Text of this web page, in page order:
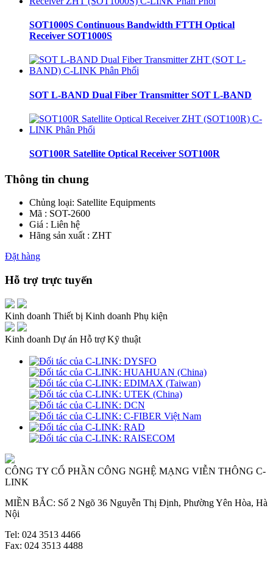
SOT1000S Continuous Bandwidth FTTH Optical
Receiver SOT1000S
SOT L-BAND Dual Fiber Transmitter SOT L-BAND
SOT100R Satellite Optical Receiver SOT100R
Thông tin chung
Chủng loại: Satellite Equipments
Mã : SOT-2600
Giá : Liên hệ
Hãng sản xuất : ZHT
Đặt hàng
Hỗ trợ trực tuyến
Kinh doanh Thiết bị Kinh doanh Phụ kiện
Kinh doanh Dự án Hỗ trợ Kỹ thuật
CÔNG TY CỔ PHẦN CÔNG NGHỆ MẠNG VIỄN THÔNG C-
LINK
MIỀN BẮC: Số 2 Ngõ 36 Nguyễn Thị Định, Phường Yên Hòa, Hà
Nội
Tel: 024 3513 4466
Fax: 024 3513 4488